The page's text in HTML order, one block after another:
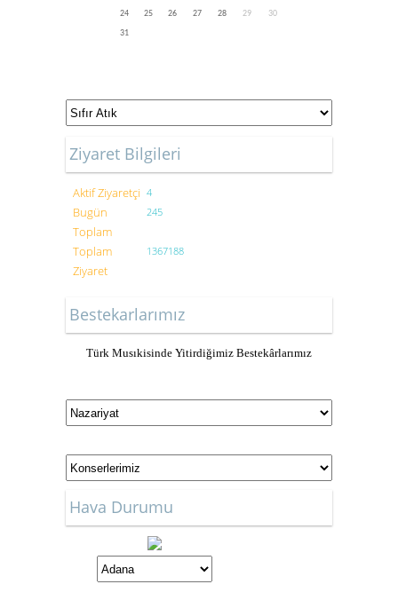
24
25 26 27 28 29
30
31
Ziyaret Bilgileri
Aktif Ziyaretçi 4
Bugün
Toplam
245
Toplam
Ziyaret
1367188
Bestekarlarımız
Türk Musıkisinde Yitirdiğimiz Bestekârlarımız
Hava Durumu